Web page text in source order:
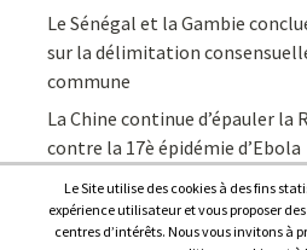
Le Sénégal et la Gambie
sur la délimitation
commune
La Chine continue d’épauler la
contre la 17è épidémie d’Ebola
Le Site utilise des cookies à des fins
expérience utilisateur et vous proposer
centres d’intérêts. Nous vous invitons à